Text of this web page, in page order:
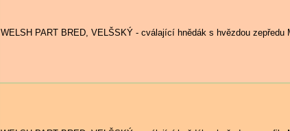
WELSH PART BRED, VELŠSKÝ - cválající hnědák s hvězdou zepředu